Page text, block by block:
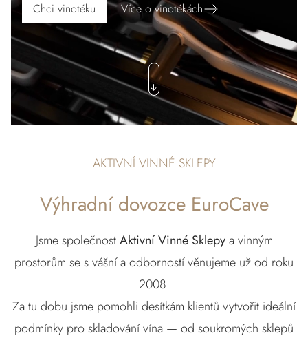
Chci vinotéku Více o vinotékách
AKTIVNÍ VINNÉ SKLEPY
Výhradní dovozce EuroCave
Jsme společnostAktivní Vinné Sklepya vinným
prostorům se s vášní a odborností věnujeme už od roku
2008.
Za tu dobu jsme pomohli desítkám klientů vytvořit ideální
podmínky pro skladování vína — od soukromých sklepů